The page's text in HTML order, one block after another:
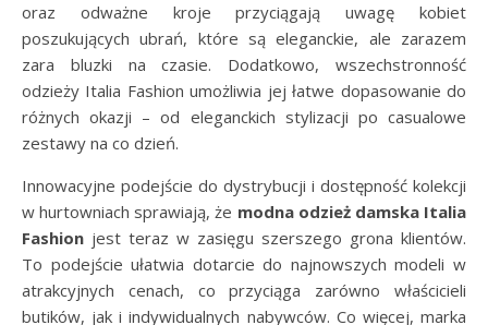
oraz odważne kroje przyciągają uwagę kobiet
poszukujących ubrań, które są eleganckie, ale zarazem
zara bluzki na czasie. Dodatkowo, wszechstronność
odzieży Italia Fashion umożliwia jej łatwe dopasowanie do
różnych okazji – od eleganckich stylizacji po casualowe
zestawy na co dzień.
Innowacyjne podejście do dystrybucji i dostępność kolekcji
w hurtowniach sprawiają, że modna odzież damska Italia
Fashion jest teraz w zasięgu szerszego grona klientów.
To podejście ułatwia dotarcie do najnowszych modeli w
atrakcyjnych cenach, co przyciąga zarówno właścicieli
butików, jak i indywidualnych nabywców. Co więcej, marka